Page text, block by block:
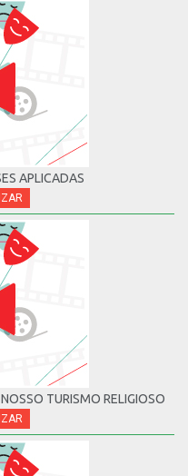
APLICADAS
TURISMO RELIGIOSO